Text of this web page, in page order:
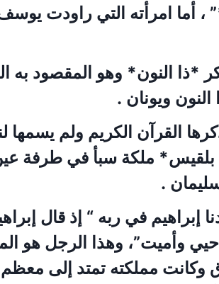
، أما امرأته التي راودت
*ذا النون* وهو المقصود به
ويونان .
القرآن الكريم ولم يسمها
ملكة سبأ في طرفة
.
إبراهيم في ربه “ إذ قال
وأميت”، وهذا الرجل هو
وكانت مملكته تمتد إلى معظم